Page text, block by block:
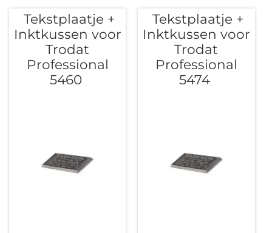
Tekstplaatje +
Inktkussen voor
Trodat
Professional
5460
Tekstplaatje +
Inktkussen voor
Trodat
Professional
5474